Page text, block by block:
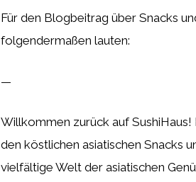
Für den Blogbeitrag über Snacks
folgendermaßen lauten:
—
Willkommen zurück auf
den köstlichen asiatischen Snacks
vielfältige Welt der asiatischen